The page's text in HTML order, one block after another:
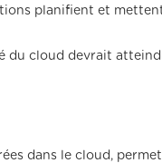
planifient et
du cloud devrait
dans le cloud,